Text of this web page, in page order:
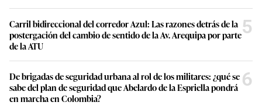
Carril bidireccional del corredor Azul: Las razones detrás de la
postergación del cambio de sentido de la Av. Arequipa por parte
de la ATU
5
De brigadas de seguridad urbana al rol de los militares: ¿qué se
sabe del plan de seguridad que Abelardo de la Espriella pondrá
en marcha en Colombia?
6